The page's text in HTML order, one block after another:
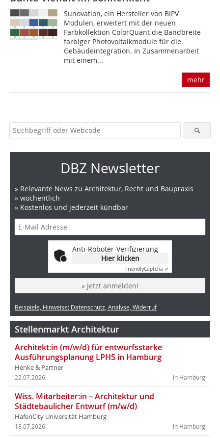
Sunovation, ein Hersteller von BIPV
Modulen, erweitert mit der neuen
Farbkollektion ColorQuant die Bandbreite
farbiger Photovoltaikmodule für die
Gebäudeintegration. In Zusammenarbeit
mit einem...
mehr
DBZ Newsletter
» Relevante News zu Architektur, Recht und Baupraxis
» wöchentlich
» Kostenlos und jederzeit kündbar
Anti-Roboter-Verifizierung
Hier klicken
FriendlyCaptcha ⇗
» Jetzt anmelden!
Beispiele, Hinweise: Datenschutz, Analyse, Widerruf
Stellenmarkt Architektur
Architekt:in (m/w/d) für entwurfsstarke
Ausführungsplanung LPH5 in Hamburg
Henke & Partner
in Hamburg
22.07.2026
Wiss. Mitarbeiter:in – Architektur und
Städtebaulicher Entwurf (m/w/d)
HafenCity Universität Hamburg
in Hamburg
18.07.2026